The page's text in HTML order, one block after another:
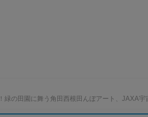
緑の田園に舞う角田西根田んぼアート、JAXA宇